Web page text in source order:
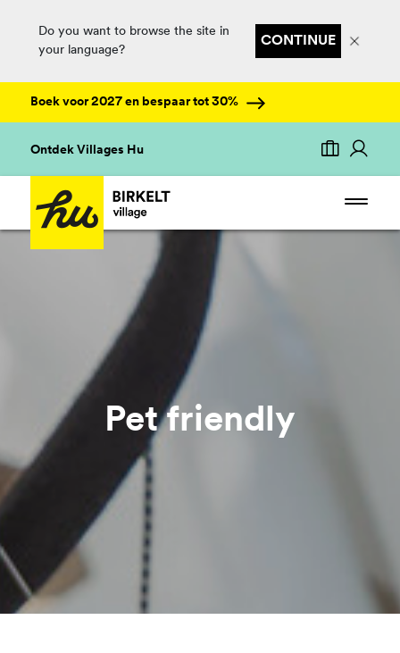
Do you want to browse the site in
your language?
CONTINUE
Boek voor 2027 en bespaar tot 30%
Ontdek Villages Hu
Pet friendly